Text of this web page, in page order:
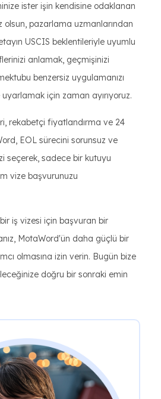
ister işin kendisine odaklanan
olsun, pazarlama uzmanlarından
USCIS beklentileriyle uyumlu
anlamak, geçmişinizi
benzersiz uygulamanızı
için zaman ayırıyoruz.
rekabetçi fiyatlandırma ve 24
EOL sürecini sorunsuz ve
seçerek, sadece bir kutuyu
vize başvurunuzu
iş vizesi için başvuran bir
MotaWord'ün daha güçlü bir
olmasına izin verin. Bugün bize
doğru bir sonraki emin